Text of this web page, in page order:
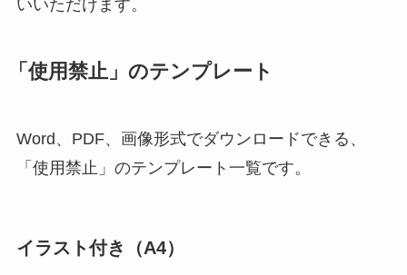
いいただけます。
「使用禁止」のテンプレート
Word、PDF、画像形式でダウンロードできる、
「使用禁止」のテンプレート一覧です。
イラスト付き（A4）